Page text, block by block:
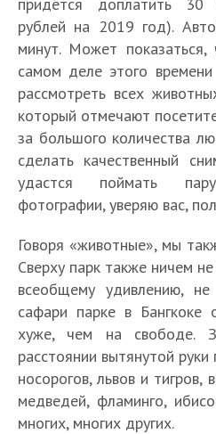
рублей на 2019 год).
минут. Может
самом деле этого
рассмотреть всех
который отмечают
за большого количества
сделать качественный
удастся поймать
фотографии, уверяю вас,
Говоря «животные», мы
Сверху парк также ничем
всеобщему удивлению,
сафари парке в Бангкоке
хуже, чем на свободе.
расстоянии вытянутой
носорогов, львов и
медведей, фламинго,
многих, многих других.